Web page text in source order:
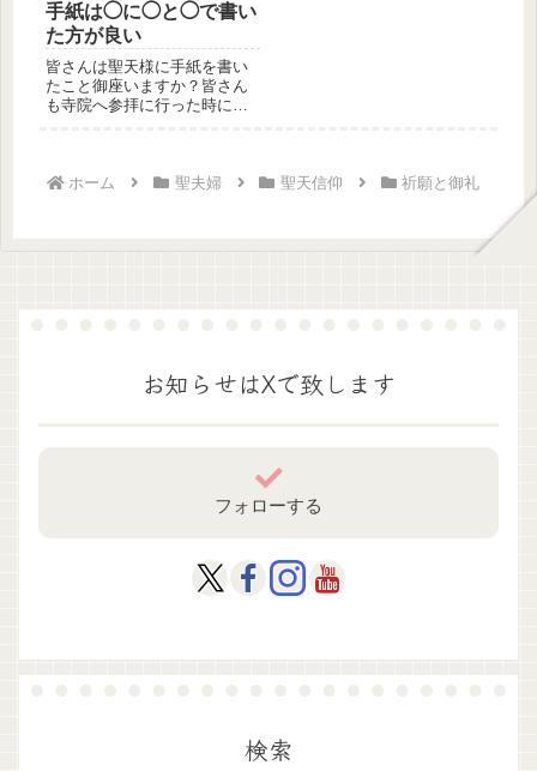
手紙は◯に◯と◯で書い
た方が良い
皆さんは聖天様に手紙を書い
たこと御座いますか？皆さん
も寺院へ参拝に行った時に
ホーム 聖夫婦 聖天信仰 祈願と御礼
お知らせはXで致します
フォローする
検索